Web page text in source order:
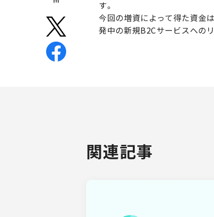
す。
今回の増資によって得た資金は
発中の新規B2Cサービスへの
関連記事